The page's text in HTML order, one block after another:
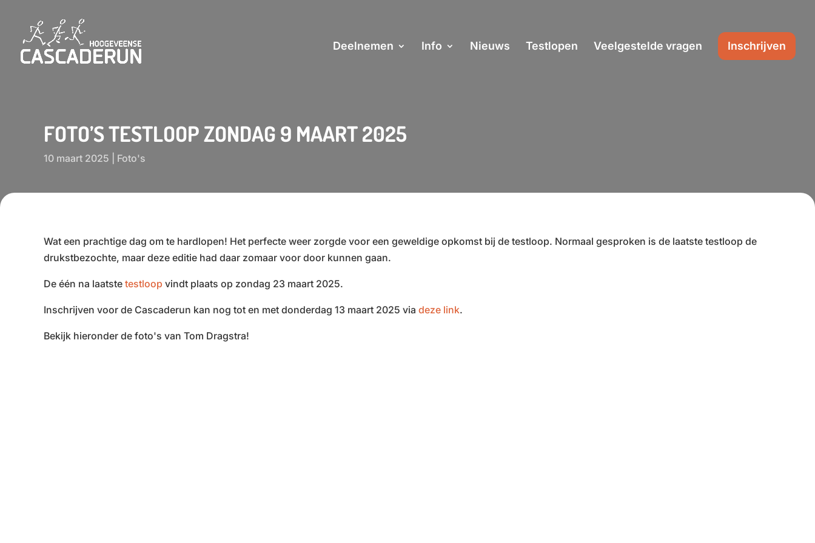
Deelnemen Info Nieuws Testlopen Veelgestelde vragen Inschrijven
FOTO’S TESTLOOP ZONDAG 9 MAART 2025
10 maart 2025 Foto's
Wat een prachtige dag om te hardlopen! Het perfecte weer zorgde voor een geweldige opkomst bij de testloop. Normaal gesproken is de laatste testloop de
drukstbezochte, maar deze editie had daar zomaar voor door kunnen gaan.
De één na laatste testloop vindt plaats op zondag 23 maart 2025.
Inschrijven voor de Cascaderun kan nog tot en met donderdag 13 maart 2025 via deze link.
Bekijk hieronder de foto's van Tom Dragstra!